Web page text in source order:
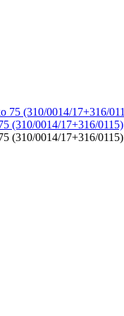
(310/0014/17+316/0115)
(310/0014/17+316/0115)